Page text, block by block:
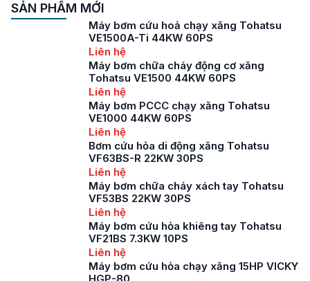
cháy diesel 150HP –
Máy bơm chữa cháy
thể thiếu đối với các
khu vực thường
người như các toà
thị, khu dân […]
SẢN PHẨM MỚI
Máy bơm cứu hoả chạy xăng Tohatsu
VE1500A-Ti 44KW 60PS
Liên hệ
Máy bơm chữa cháy động cơ xăng
Tohatsu VE1500 44KW 60PS
Liên hệ
Máy bơm PCCC chạy xăng Tohatsu
VE1000 44KW 60PS
Liên hệ
Bơm cứu hỏa di động xăng Tohatsu
VF63BS-R 22KW 30PS
Liên hệ
Máy bơm chữa cháy xách tay Tohatsu
VF53BS 22KW 30PS
Liên hệ
Máy bơm cứu hỏa khiêng tay Tohatsu
VF21BS 7.3KW 10PS
Liên hệ
Máy bơm cứu hỏa chạy xăng 15HP VICKY